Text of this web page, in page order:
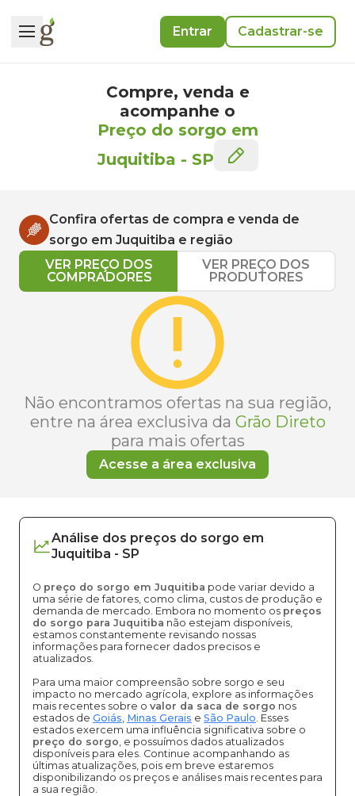
Entrar Cadastrar-se
Compre, venda e
acompanhe o
Preço do sorgo em
Juquitiba - SP
Confira ofertas de compra e venda de
sorgo em Juquitiba e região
VER PREÇO DOS
COMPRADORES
VER PREÇO DOS
PRODUTORES
Não encontramos ofertas na sua região,
entre na área exclusiva da Grão Direto
para mais ofertas
Acesse a área exclusiva
Análise dos preços do sorgo em
Juquitiba - SP
O preço do sorgo em Juquitiba pode variar devido a
uma série de fatores, como clima, custos de produção e
demanda de mercado. Embora no momento os preços
do sorgo para Juquitiba não estejam disponíveis,
estamos constantemente revisando nossas
informações para fornecer dados precisos e
atualizados.
Para uma maior compreensão sobre sorgo e seu
impacto no mercado agrícola, explore as informações
mais recentes sobre o valor da saca de sorgo nos
estados de Goiás, Minas Gerais e São Paulo. Esses
estados exercem uma influência significativa sobre o
preço do sorgo, e possuímos dados atualizados
disponíveis para eles. Continue acompanhando as
últimas atualizações, pois em breve estaremos
disponibilizando os preços e análises mais recentes para
a sua região.